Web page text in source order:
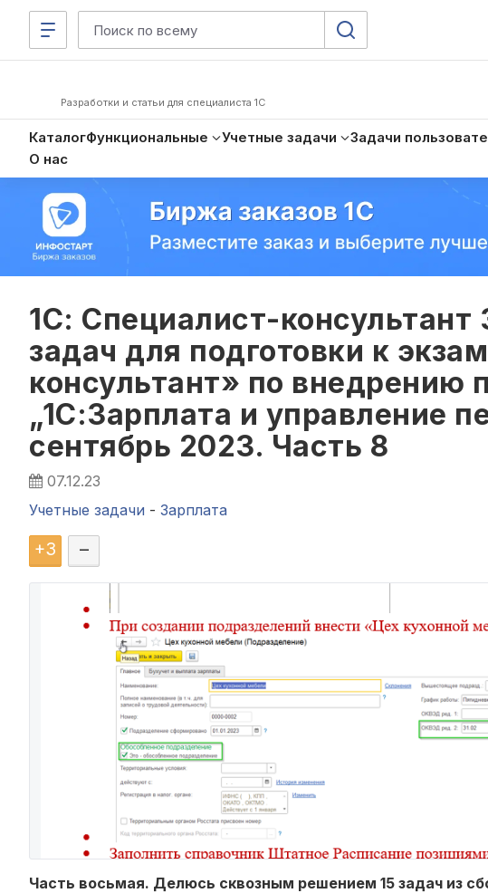
Разработки и статьи для специалиста 1С
КаталогФункциональные Учетные задачи Задачи
О нас
1С: Специалист-
задач для подготовки к
консультант» по внедрению
„1С:Зарплата и управление
сентябрь 2023. Часть 8
07.12.23
Учетные задачи - Зарплата
+3 –
Часть восьмая. Делюсь сквозным решением 15 задач из